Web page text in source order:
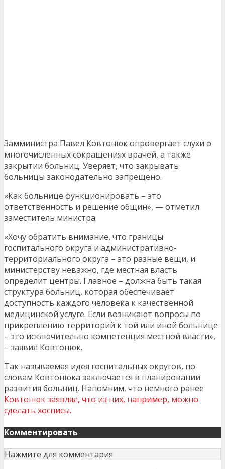
Замминистра Павел Ковтонюк опровергает слухи о
многочисленных сокращениях врачей, а также
закрытии больниц. Уверяет, что закрывать
больницы законодательно запрещено.
«Как больнице функционировать – это
ответственность и решение общин», — отметил
заместитель министра.
«Хочу обратить внимание, что границы
госпитального округа и административно-
территориального округа – это разные вещи, и
министерству неважно, где местная власть
определит центры. Главное – должна быть такая
структура больниц, которая обеспечивает
доступность каждого человека к качественной
медицинской услуге. Если возникают вопросы по
прикреплению территорий к той или иной больнице
– это исключительно компетенция местной власти»,
– заявил Ковтонюк.
Так называемая идея госпитальных округов, по
словам Ковтонюка заключается в планировании
развития больниц. Напомним, что немного ранее
Ковтонюк заявлял, что из них, например, можно
сделать хосписы.
Комментировать
Нажмите для комментария